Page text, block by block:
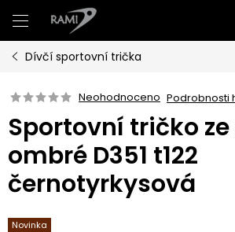
na
obsah
Dívčí sportovní trička
Neohodnoceno Podrobnosti
Sportovní tričko
ombré D351 t122
černotyrkysová
Novinka